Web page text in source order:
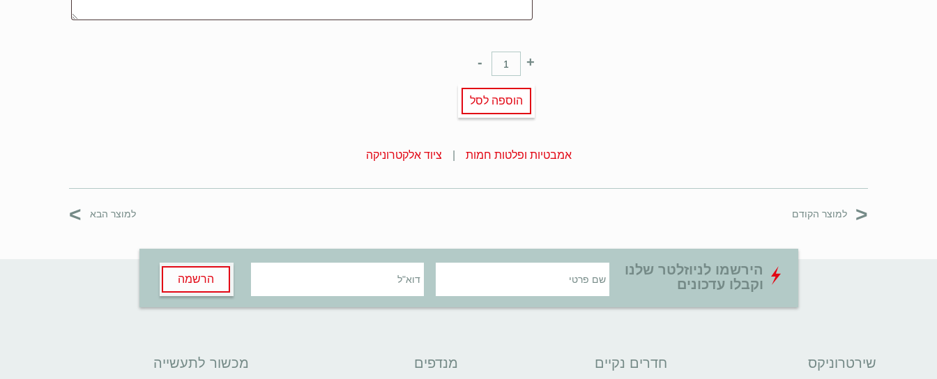
+
-
הוספה לסל
אמבטיות ופלטות חמות ציוד אלקטרוניקה
< למוצר הקודם למוצר הבא >
הירשמו לניוזלטר שלנו
וקבלו עדכונים
הרשמה
שירטרוניקס חדרים נקיים מנדפים מכשור לתעשייה